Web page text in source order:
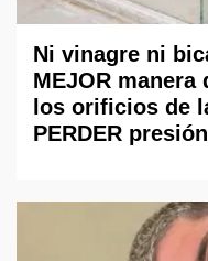
Ni vinagre ni
MEJOR
los orificios de
PERDER presión